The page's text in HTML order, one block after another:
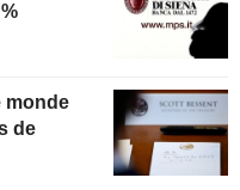
monde
de